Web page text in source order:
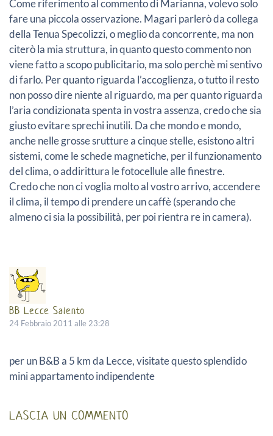
Come riferimento al commento di Marianna, volevo solo
fare una piccola osservazione. Magari parlerò da collega
della Tenua Specolizzi, o meglio da concorrente, ma non
citerò la mia struttura, in quanto questo commento non
viene fatto a scopo publicitario, ma solo perchè mi sentivo
di farlo. Per quanto riguarda l’accoglienza, o tutto il resto
non posso dire niente al riguardo, ma per quanto riguarda
l’aria condizionata spenta in vostra assenza, credo che sia
giusto evitare sprechi inutili. Da che mondo e mondo,
anche nelle grosse srutture a cinque stelle, esistono altri
sistemi, come le schede magnetiche, per il funzionamento
del clima, o addirittura le fotocellule alle finestre.
Credo che non ci voglia molto al vostro arrivo, accendere
il clima, il tempo di prendere un caffè (sperando che
almeno ci sia la possibilità, per poi rientra re in camera).
BB Lecce Salento
24 Febbraio 2011 alle 23:28
per un B&B a 5 km da Lecce, visitate questo splendido
mini appartamento indipendente
LASCIA UN COMMENTO